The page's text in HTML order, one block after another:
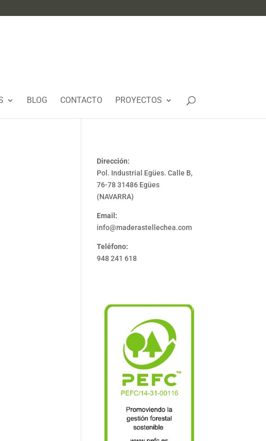
BLOG CONTACTO PROYECTOS
Dirección:
Pol. Industrial Egües. Calle B,
76-78 31486 Egües
(NAVARRA)
Email:
info@maderastellechea.com
Teléfono:
948 241 618